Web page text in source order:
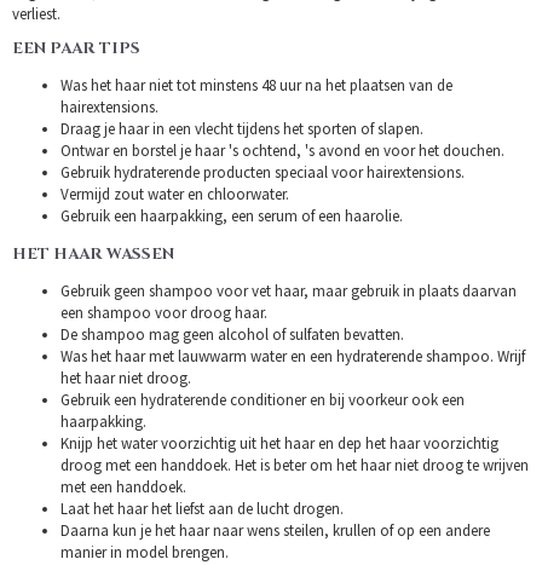
verliest.
EEN PAAR TIPS
Was het haar niet tot minstens 48 uur na het plaatsen van de
hairextensions.
Draag je haar in een vlecht tijdens het sporten of slapen.
Ontwar en borstel je haar 's ochtend, 's avond en voor het douchen.
Gebruik hydraterende producten speciaal voor hairextensions.
Vermijd zout water en chloorwater.
Gebruik een haarpakking, een serum of een haarolie.
HET HAAR WASSEN
Gebruik geen shampoo voor vet haar, maar gebruik in plaats daarvan
een shampoo voor droog haar.
De shampoo mag geen alcohol of sulfaten bevatten.
Was het haar met lauwwarm water en een hydraterende shampoo. Wrijf
het haar niet droog.
Gebruik een hydraterende conditioner en bij voorkeur ook een
haarpakking.
Knijp het water voorzichtig uit het haar en dep het haar voorzichtig
droog met een handdoek. Het is beter om het haar niet droog te wrijven
met een handdoek.
Laat het haar het liefst aan de lucht drogen.
Daarna kun je het haar naar wens steilen, krullen of op een andere
manier in model brengen.